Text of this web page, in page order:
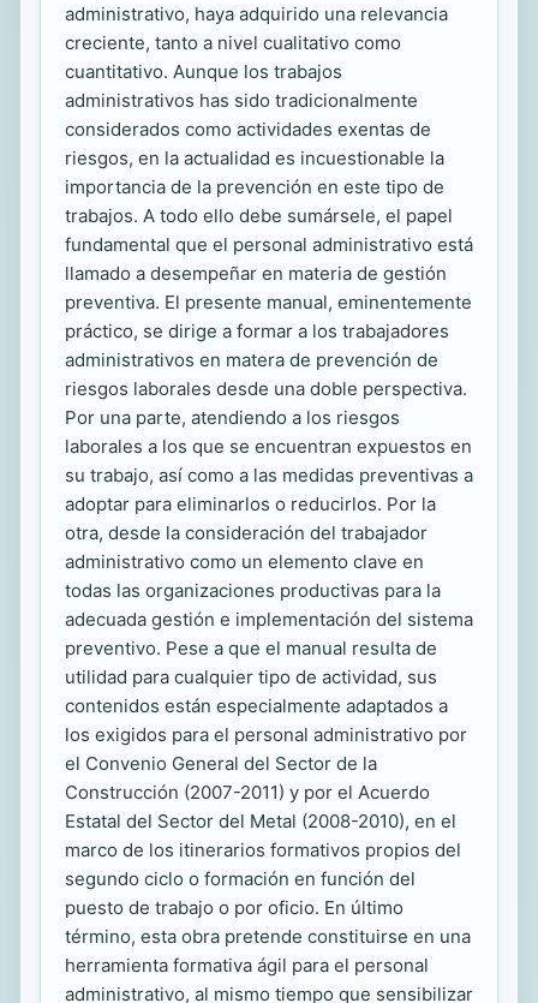
administrativo, haya adquirido una relevancia
creciente, tanto a nivel cualitativo como
cuantitativo. Aunque los trabajos
administrativos has sido tradicionalmente
considerados como actividades exentas de
riesgos, en la actualidad es incuestionable la
importancia de la prevención en este tipo de
trabajos. A todo ello debe sumársele, el papel
fundamental que el personal administrativo está
llamado a desempeñar en materia de gestión
preventiva. El presente manual, eminentemente
práctico, se dirige a formar a los trabajadores
administrativos en matera de prevención de
riesgos laborales desde una doble perspectiva.
Por una parte, atendiendo a los riesgos
laborales a los que se encuentran expuestos en
su trabajo, así como a las medidas preventivas a
adoptar para eliminarlos o reducirlos. Por la
otra, desde la consideración del trabajador
administrativo como un elemento clave en
todas las organizaciones productivas para la
adecuada gestión e implementación del sistema
preventivo. Pese a que el manual resulta de
utilidad para cualquier tipo de actividad, sus
contenidos están especialmente adaptados a
los exigidos para el personal administrativo por
el Convenio General del Sector de la
Construcción (2007-2011) y por el Acuerdo
Estatal del Sector del Metal (2008-2010), en el
marco de los itinerarios formativos propios del
segundo ciclo o formación en función del
puesto de trabajo o por oficio. En último
término, esta obra pretende constituirse en una
herramienta formativa ágil para el personal
administrativo, al mismo tiempo que sensibilizar